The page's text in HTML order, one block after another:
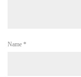
Name *